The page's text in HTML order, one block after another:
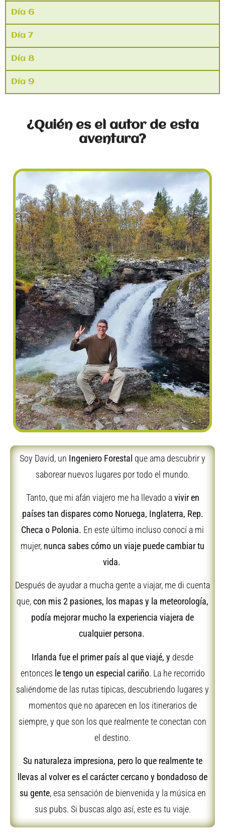
Día 6
Día 7
Día 8
Día 9
¿Quién es el autor de esta
aventura?
Soy David, un Ingeniero Forestal que ama descubrir y
saborear nuevos lugares por todo el mundo.
Tanto, que mi afán viajero me ha llevado avivir en
países tan dispares como Noruega, Inglaterra, Rep.
Checa o Polonia. En este último incluso conocí a mi
mujer, nunca sabes cómo un viaje puede cambiar tu
vida.
Después de ayudar a mucha gente a viajar, me di cuenta
que,con mis 2 pasiones, los mapas y la meteorología,
podía mejorar mucho la experiencia viajera de
cualquier persona.
Irlanda fue el primer país al que viajé, y desde
entonces le tengo un especial cariño. La he recorrido
saliéndome de las rutas típicas, descubriendo lugares y
momentos que no aparecen en los itinerarios de
siempre, y que son los que realmente te conectan con
el destino.
Su naturaleza impresiona, pero lo que realmente te
llevas al volver es el carácter cercano y bondadoso de
su gente, esa sensación de bienvenida y la música en
sus pubs. Si buscas algo así, este es tu viaje.